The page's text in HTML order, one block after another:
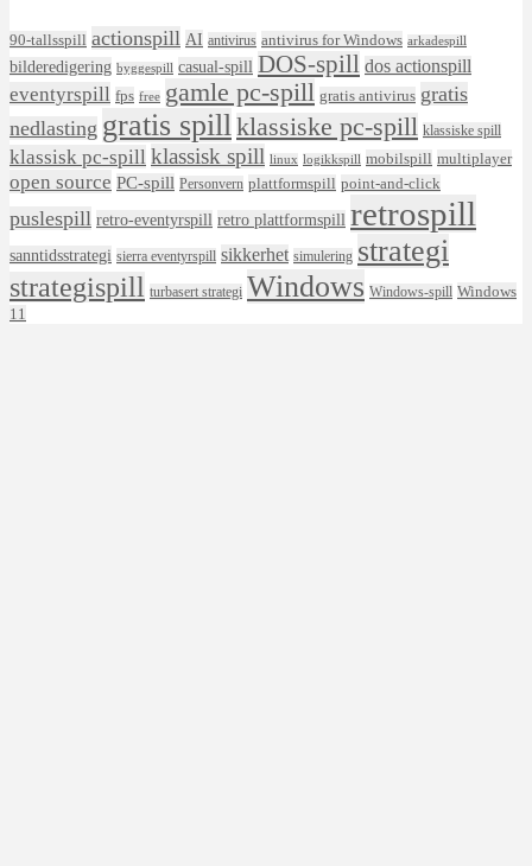
90-tallsspill actionspill AI antivirus antivirus for Windows arkadespill
bilderedigering byggespill casual-spill DOS-spill dos actionspill
eventyrspill fps free gamle pc-spill gratis antivirus gratis
nedlasting gratis spillklassiske pc-spill klassiske spill
klassisk pc-spill klassisk spill linux logikkspill mobilspill multiplayer
open source PC-spill Personvern plattformspill point-and-click
puslespill retro-eventyrspill retro plattformspill retrospill
sanntidsstrategi sierra eventyrspill sikkerhet simulering strategi
strategispill turbasert strategi Windows Windows-spill Windows
11